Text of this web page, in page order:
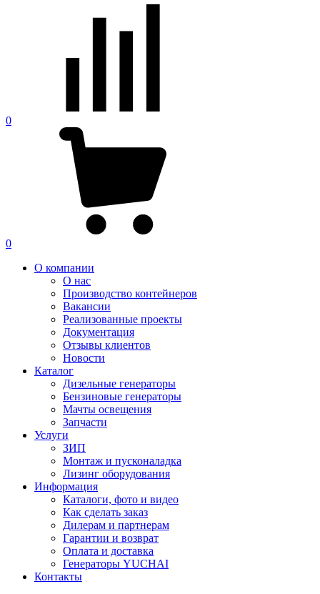
0
0
О компании
О нас
Производство контейнеров
Вакансии
Реализованные проекты
Документация
Отзывы клиентов
Новости
Каталог
Дизельные генераторы
Бензиновые генераторы
Мачты освещения
Запчасти
Услуги
ЗИП
Монтаж и пусконаладка
Лизинг оборудования
Информация
Каталоги, фото и видео
Как сделать заказ
Дилерам и партнерам
Гарантии и возврат
Оплата и доставка
Генераторы YUCHAI
Контакты